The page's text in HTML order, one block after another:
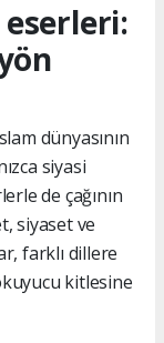
eserleri:
dünyasının
siyasi
de çağının
siyaset ve
farklı dillere
kitlesine